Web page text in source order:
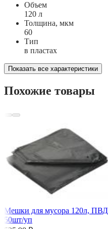
Объем
120 л
Толщина, мкм
60
Тип
в пластах
Показать все характеристики
Похожие товары
Мешки для мусора 120л,
50шт/уп